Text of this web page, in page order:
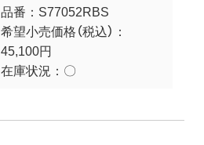
品番： S77052RBS
希望小売価格（税込）：
45,100円
在庫状況： 〇